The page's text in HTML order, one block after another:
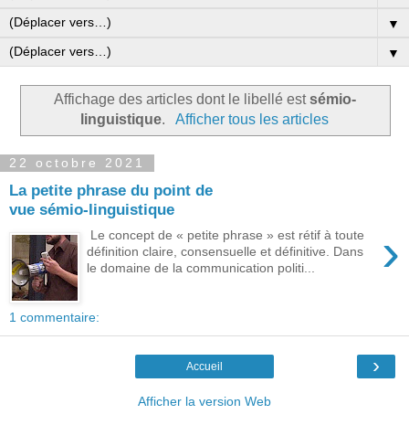
▼
▼
Affichage des articles dont le libellé estsémio-
linguistique. Afficher tous les articles
22 octobre 2021
La petite phrase du point de
vue sémio-linguistique
›
Le concept de « petite phrase » est rétif à toute
définition claire, consensuelle et définitive. Dans
le domaine de la communication politi...
1 commentaire:
›
Accueil
Afficher la version Web